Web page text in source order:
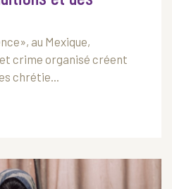
au Mexique,
crime organisé créent
chrétie...